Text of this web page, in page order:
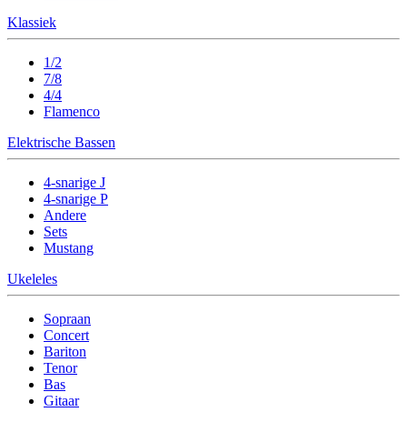
Klassiek
1/2
7/8
4/4
Flamenco
Elektrische Bassen
4-snarige J
4-snarige P
Andere
Sets
Mustang
Ukeleles
Sopraan
Concert
Bariton
Tenor
Bas
Gitaar